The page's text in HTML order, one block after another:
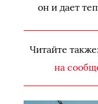
он и дает
Читайте также:
на